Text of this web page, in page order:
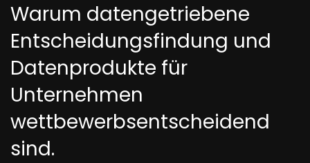
Warum datengetriebene
Entscheidungsfindung und
Datenprodukte für
Unternehmen
wettbewerbsentscheidend
sind.